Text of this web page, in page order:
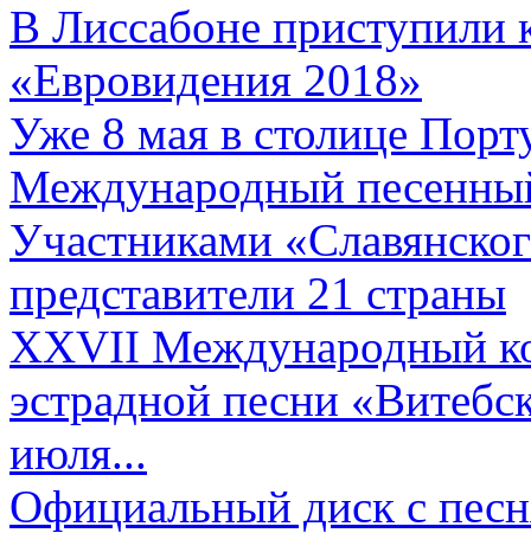
В Лиссабоне приступили
«Евровидения 2018»
Уже 8 мая в столице
Международный
Участниками
представители 21 страны
XXVII Международный
эстрадной песни
июля...
Официальный диск с